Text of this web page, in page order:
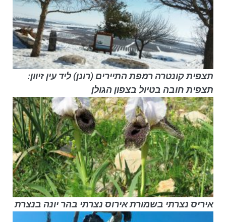
תצפית קונטרה רמפת התיירים (רונן) ליד עין זיוון:
תצפית חובה בטיול בצפון הגולן
איריס נצרתי בשמורת אירוס נצרתי בהר יונה בנצרת